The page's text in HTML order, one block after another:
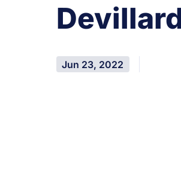
Jun 23, 2022